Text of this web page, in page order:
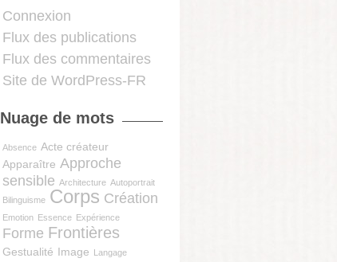
Connexion
Flux des publications
Flux des commentaires
Site de WordPress-FR
Nuage de mots
Absence Acte créateur
Apparaître Approche
sensible Architecture Autoportrait
Bilinguisme Corps Création
Emotion Essence Expérience
Forme Frontières
Gestualité Image Langage